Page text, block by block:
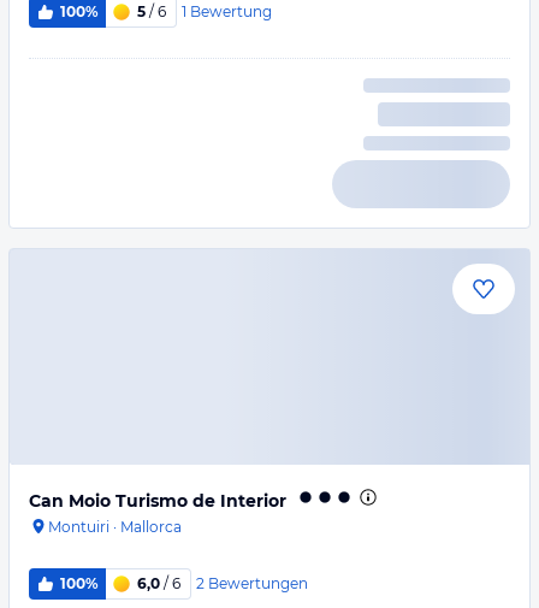
100% 5 / 6 1 Bewertung
Can Moio Turismo de Interior
Montuiri · Mallorca
100% 6,0 / 6 2 Bewertungen